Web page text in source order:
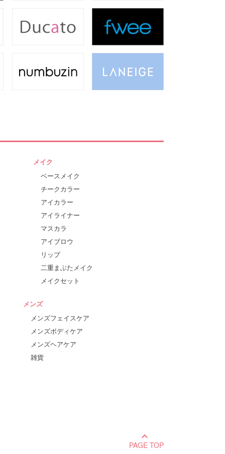
メイク
ベースメイク
チークカラー
アイカラー
アイライナー
マスカラ
アイブロウ
リップ
二重まぶたメイク
メイクセット
メンズ
メンズフェイスケア
メンズボディケア
メンズヘアケア
雑貨
keyboard_arrow_up
PAGE TOP